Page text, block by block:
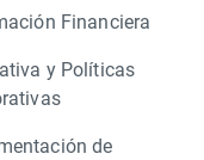
Financiera
y Políticas
de